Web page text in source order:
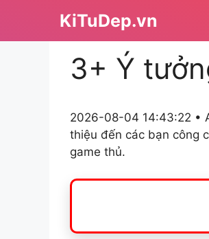
nội
KiTuDep.vn
3+ Ý
2026-08-04 14:43:22 •
thiệu đến các bạn công
game thủ.